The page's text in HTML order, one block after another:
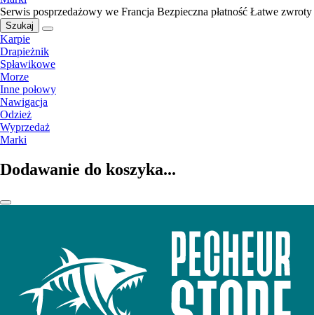
Serwis posprzedażowy we Francja Bezpieczna płatność Łatwe zwroty
Szukaj
Karpie
Drapieżnik
Spławikowe
Morze
Inne połowy
Nawigacja
Odzież
Wyprzedaż
Marki
Dodawanie do koszyka...